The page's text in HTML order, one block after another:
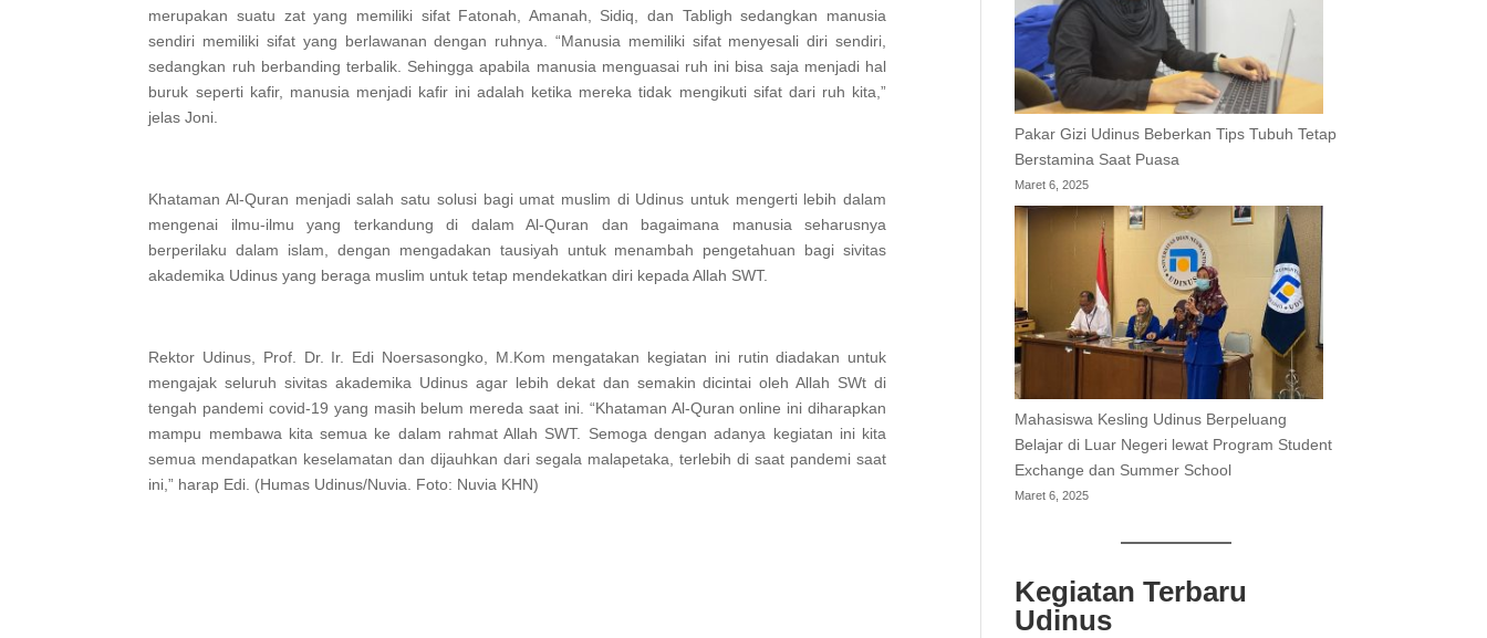
merupakan suatu zat yang memiliki sifat Fatonah, Amanah, Sidiq, dan Tabligh sedangkan manusia
sendiri memiliki sifat yang berlawanan dengan ruhnya. “Manusia memiliki sifat menyesali diri sendiri,
sedangkan ruh berbanding terbalik. Sehingga apabila manusia menguasai ruh ini bisa saja menjadi hal
buruk seperti kafir, manusia menjadi kafir ini adalah ketika mereka tidak mengikuti sifat dari ruh kita,”
jelas Joni.
Khataman Al-Quran menjadi salah satu solusi bagi umat muslim di Udinus untuk mengerti lebih dalam
mengenai ilmu-ilmu yang terkandung di dalam Al-Quran dan bagaimana manusia seharusnya
berperilaku dalam islam, dengan mengadakan tausiyah untuk menambah pengetahuan bagi sivitas
akademika Udinus yang beraga muslim untuk tetap mendekatkan diri kepada Allah SWT.
Rektor Udinus, Prof. Dr. Ir. Edi Noersasongko, M.Kom mengatakan kegiatan ini rutin diadakan untuk
mengajak seluruh sivitas akademika Udinus agar lebih dekat dan semakin dicintai oleh Allah SWt di
tengah pandemi covid-19 yang masih belum mereda saat ini. “Khataman Al-Quran online ini diharapkan
mampu membawa kita semua ke dalam rahmat Allah SWT. Semoga dengan adanya kegiatan ini kita
semua mendapatkan keselamatan dan dijauhkan dari segala malapetaka, terlebih di saat pandemi saat
ini,” harap Edi. (Humas Udinus/Nuvia. Foto: Nuvia KHN)
Pakar Gizi Udinus Beberkan Tips Tubuh Tetap
Berstamina Saat Puasa
Maret 6, 2025
Mahasiswa Kesling Udinus Berpeluang
Belajar di Luar Negeri lewat Program Student
Exchange dan Summer School
Maret 6, 2025
Kegiatan Terbaru
Udinus